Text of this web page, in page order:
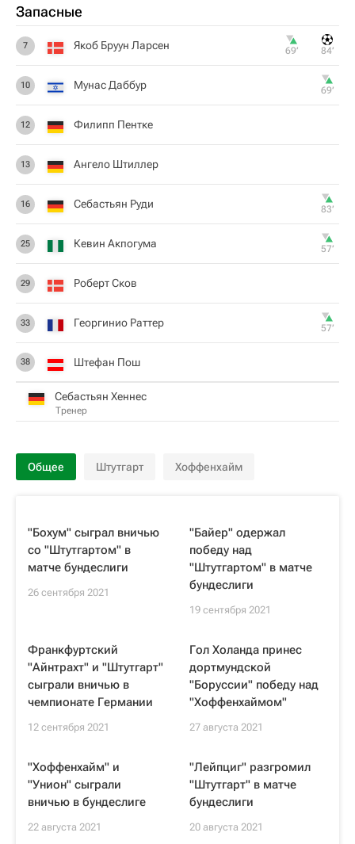
Запасные
7 Якоб Бруун Ларсен 69‎’‎ 84‎’‎
10 Мунас Даббур 69‎’‎
12 Филипп Пентке
13 Ангело Штиллер
16 Себастьян Руди 83‎’‎
25 Кевин Акпогума 57‎’‎
29 Роберт Сков
33 Георгинио Раттер 57‎’‎
38 Штефан Пош
Себастьян Хеннес
Тренер
Общее Штутгарт Хоффенхайм
"Бохум" сыграл вничью
со "Штутгартом" в
матче бундеслиги
26 сентября 2021
"Байер" одержал
победу над
"Штутгартом" в матче
бундеслиги
19 сентября 2021
Франкфуртский
"Айнтрахт" и "Штутгарт"
сыграли вничью в
чемпионате Германии
12 сентября 2021
Гол Холанда принес
дортмундской
"Боруссии" победу над
"Хоффенхаймом"
27 августа 2021
"Хоффенхайм" и
"Унион" сыграли
вничью в бундеслиге
22 августа 2021
"Лейпциг" разгромил
"Штутгарт" в матче
бундеслиги
20 августа 2021